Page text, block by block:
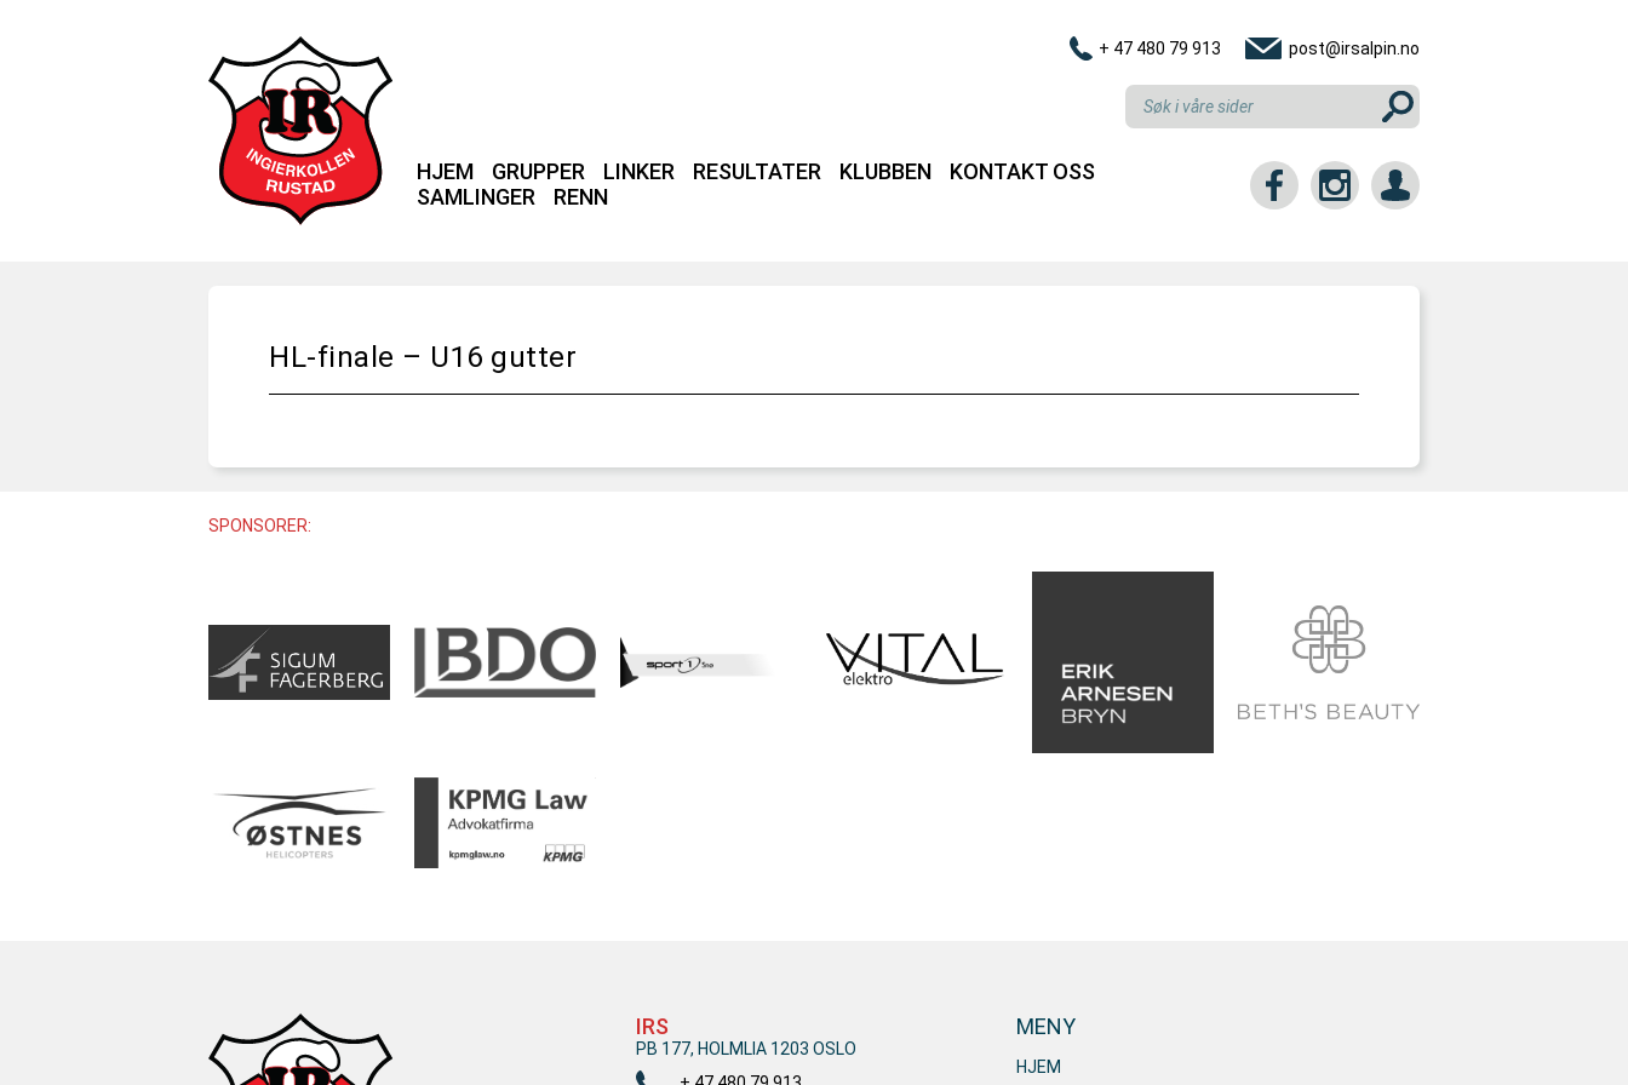
+ 47 480 79 913 post@irsalpin.no
HJEM GRUPPER LINKER RESULTATER KLUBBEN
KONTAKT OSS
SAMLINGER
RENN
HL-finale – U16 gutter
SPONSORER:
IRS
PB 177, HOLMLIA 1203 OSLO
MENY
HJEM